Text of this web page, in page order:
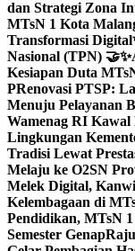
dan Strategi Zona
MTsN 1 Kota
Transformasi Digital
Nasional (TPN) 🤝✨
Kesiapan Duta
PRenovasi PTSP:
Menuju Pelayanan
Wamenag RI
Lingkungan
Tradisi Lewat
Melaju ke O2SN
Melek Digital,
Kelembagaan di
Pendidikan, MTsN
Semester Genap